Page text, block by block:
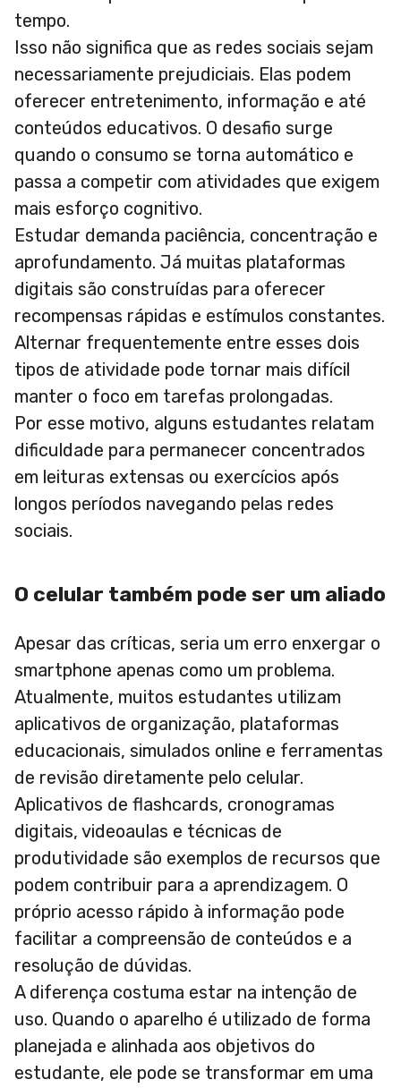
tempo.
Isso não significa que as redes sociais sejam
necessariamente prejudiciais. Elas podem
oferecer entretenimento, informação e até
conteúdos educativos. O desafio surge
quando o consumo se torna automático e
passa a competir com atividades que exigem
mais esforço cognitivo.
Estudar demanda paciência, concentração e
aprofundamento. Já muitas plataformas
digitais são construídas para oferecer
recompensas rápidas e estímulos constantes.
Alternar frequentemente entre esses dois
tipos de atividade pode tornar mais difícil
manter o foco em tarefas prolongadas.
Por esse motivo, alguns estudantes relatam
dificuldade para permanecer concentrados
em leituras extensas ou exercícios após
longos períodos navegando pelas redes
sociais.
O celular também pode ser um aliado
Apesar das críticas, seria um erro enxergar o
smartphone apenas como um problema.
Atualmente, muitos estudantes utilizam
aplicativos de organização, plataformas
educacionais, simulados online e ferramentas
de revisão diretamente pelo celular.
Aplicativos de flashcards, cronogramas
digitais, videoaulas e técnicas de
produtividade são exemplos de recursos que
podem contribuir para a aprendizagem. O
próprio acesso rápido à informação pode
facilitar a compreensão de conteúdos e a
resolução de dúvidas.
A diferença costuma estar na intenção de
uso. Quando o aparelho é utilizado de forma
planejada e alinhada aos objetivos do
estudante, ele pode se transformar em uma